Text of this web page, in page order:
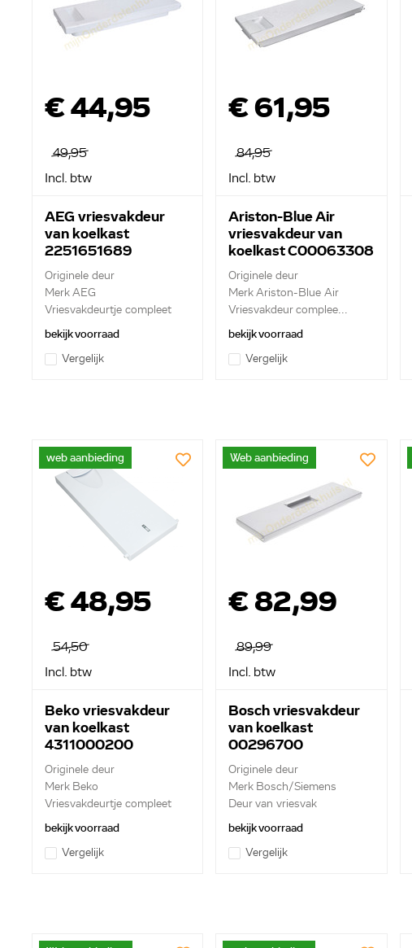
€ 44,95
49,95
Incl. btw
AEG vriesvakdeur
van koelkast
2251651689
Originele deur
Merk AEG
Vriesvakdeurtje compleet
bekijk voorraad
Vergelijk
€ 61,95
84,95
Incl. btw
Ariston-Blue Air
vriesvakdeur van
koelkast C00063308
Originele deur
Merk Ariston-Blue Air
Vriesvakdeur complee...
bekijk voorraad
Vergelijk
web aanbieding
€ 48,95
54,50
Incl. btw
Beko vriesvakdeur
van koelkast
4311000200
C00881952
Originele deur
Merk Beko
Vriesvakdeurtje compleet
bekijk voorraad
Vergelijk
Web aanbieding
€ 82,99
89,99
Incl. btw
Bosch vriesvakdeur
van koelkast
00296700
Originele deur
Merk Bosch/Siemens
Deur van vriesvak
bekijk voorraad
Vergelijk